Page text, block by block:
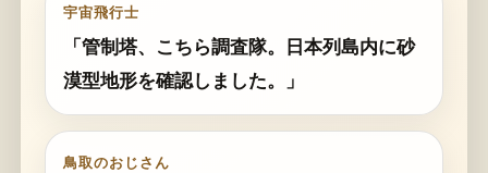
宇宙飛行士
「管制塔、こちら調査隊。日本列島内に砂
漠型地形を確認しました。」
鳥取のおじさん